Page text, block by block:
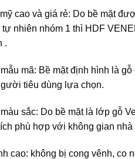
cao và giá rẻ: Do bề mặt
tự nhiên nhóm 1 thì HDF
.
mã: Bề mặt định hình là
tiêu dùng lựa chọn.
sắc: Do bề mặt là lớp gỗ
phù hợp với không gian nhà
cao: không bị cong vênh, co